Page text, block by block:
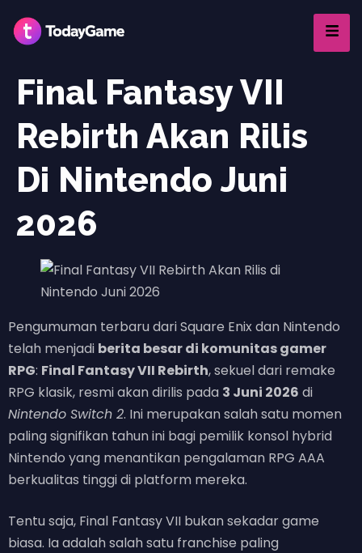
Final Fantasy VII
Rebirth Akan Rilis
Di Nintendo Juni
2026
Pengumuman terbaru dari Square Enix dan Nintendo
telah menjadi berita besar di komunitas gamer
RPG: Final Fantasy VII Rebirth, sekuel dari remake
RPG klasik, resmi akan dirilis pada 3 Juni 2026 di
Nintendo Switch 2. Ini merupakan salah satu momen
paling signifikan tahun ini bagi pemilik konsol hybrid
Nintendo yang menantikan pengalaman RPG AAA
berkualitas tinggi di platform mereka.
Tentu saja, Final Fantasy VII bukan sekadar game
biasa. Ia adalah salah satu franchise paling